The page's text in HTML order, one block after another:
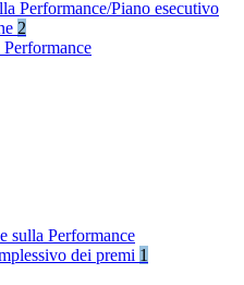
Performance/Piano esecutivo
2
sulla Performance
dei premi 1